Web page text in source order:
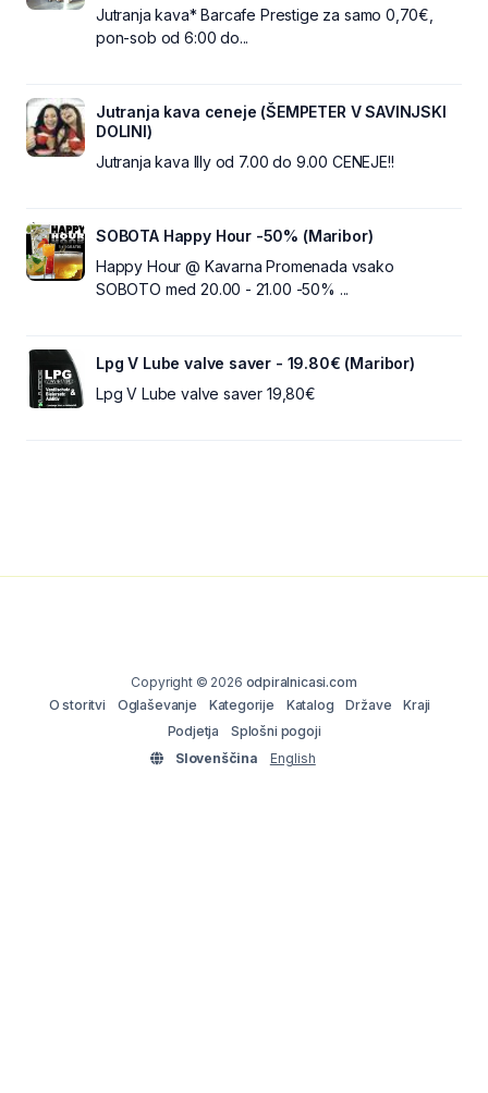
Jutranja kava* Barcafe Prestige za samo 0,70€,
pon-sob od 6:00 do...
Jutranja kava ceneje (ŠEMPETER V SAVINJSKI
DOLINI)
Jutranja kava Illy od 7.00 do 9.00 CENEJE!!
SOBOTA Happy Hour -50% (Maribor)
Happy Hour @ Kavarna Promenada vsako
SOBOTO med 20.00 - 21.00 -50% ...
Lpg V Lube valve saver - 19.80€ (Maribor)
Lpg V Lube valve saver 19,80€
Copyright © 2026 odpiralnicasi.com
O storitvi
Oglaševanje Kategorije Katalog Države
Kraji
Podjetja
Splošni pogoji
Slovenščina
English